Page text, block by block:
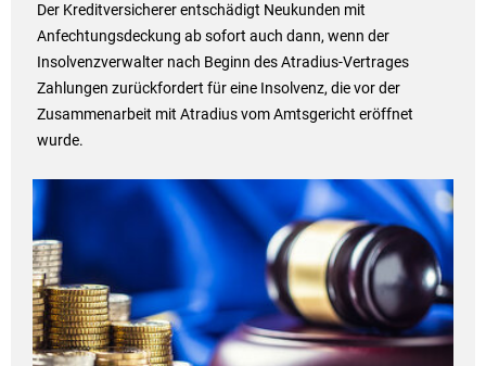
Der Kreditversicherer entschädigt Neukunden mit
Anfechtungsdeckung ab sofort auch dann, wenn der
Insolvenzverwalter nach Beginn des Atradius-Vertrages
Zahlungen zurückfordert für eine Insolvenz, die vor der
Zusammenarbeit mit Atradius vom Amtsgericht eröffnet
wurde.